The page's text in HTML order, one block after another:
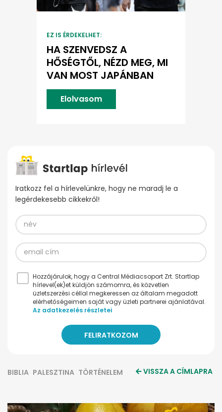
EZ IS ÉRDEKELHET:
HA SZENVEDSZ A
HŐSÉGTŐL, NÉZD MEG, MI
VAN MOST JAPÁNBAN
Elolvasom
Iratkozz fel a hírlevelünkre, hogy ne maradj le a
legérdekesebb cikkekről!
Hozzájárulok, hogy a Central Médiacsoport Zrt. Startlap
hírlevel(ek)et küldjön számomra, és közvetlen
üzletszerzési céllal megkeressen az általam megadott
elérhetőségeimen saját vagy üzleti partnerei ajánlatával.
Az adatkezelés részletei
BIBLIA PALESZTINA TÖRTÉNELEM VISSZA A CÍMLAPRA